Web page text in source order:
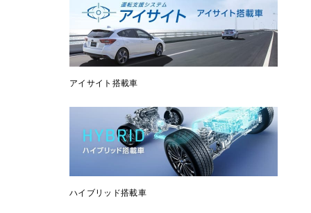
アイサイト搭載車
ハイブリッド搭載車